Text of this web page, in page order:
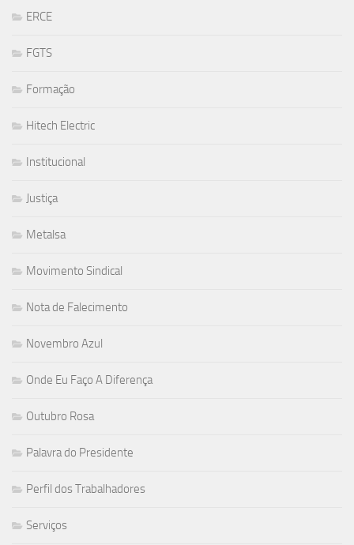
ERCE
FGTS
Formação
Hitech Electric
Institucional
Justiça
Metalsa
Movimento Sindical
Nota de Falecimento
Novembro Azul
Onde Eu Faço A Diferença
Outubro Rosa
Palavra do Presidente
Perfil dos Trabalhadores
Serviços